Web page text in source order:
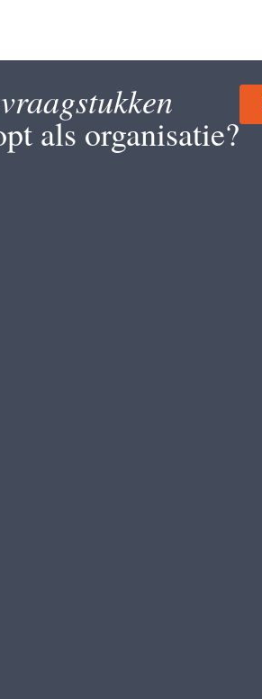
als organisatie?